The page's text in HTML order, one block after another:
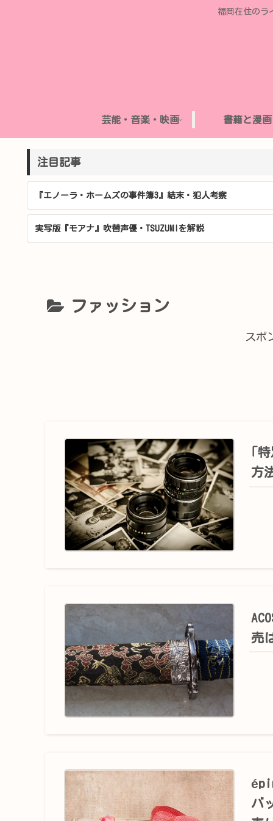
福岡在住のラ
芸能・音楽・映画 書籍と漫画
注目記事
『エノーラ・ホームズの事件簿3』結末・犯人考察
実写版『モアナ』吹替声優・TSUZUMIを解説
ファッション
スポ
｢
方
売
バ